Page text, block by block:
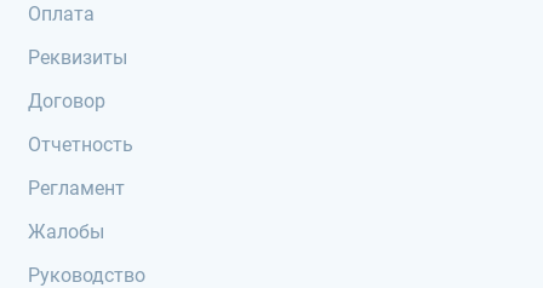
Оплата
Реквизиты
Договор
Отчетность
Регламент
Жалобы
Руководство